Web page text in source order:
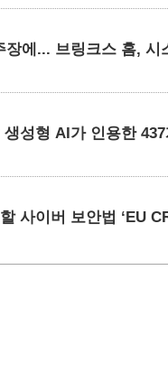
에... 브링크스 홈, 시
성형 AI가 인용한 437
사이버 보안법 ‘EU